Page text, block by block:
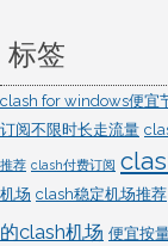
标签
clash for windows便宜
订阅不限时长走流量
推荐 clash付费订阅
机场 clash稳定机场推荐
的clash机场 便宜按